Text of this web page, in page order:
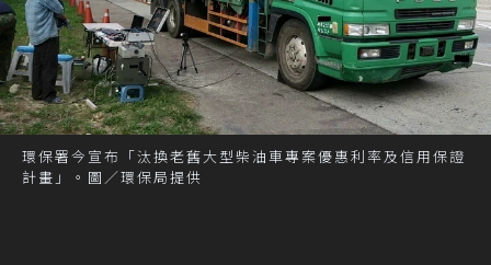
環保署今宣布「汰換老舊大型柴油車專案優惠利率及信用保證
計畫」。圖／環保局提供